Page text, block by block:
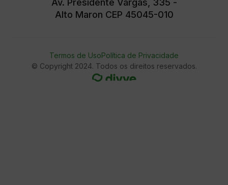
Alto Maron CEP 45045-010
Termos de UsoPolítica de Privacidade
© Copyright 2024. Todos os direitos reservados.